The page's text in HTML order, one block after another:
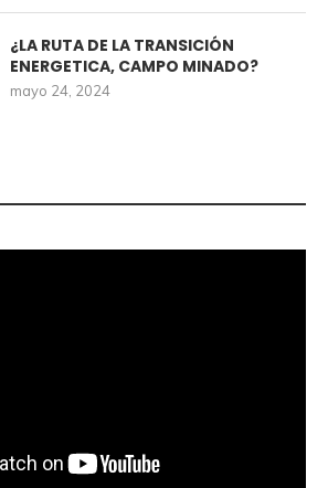
¿LA RUTA DE LA TRANSICIÓN
ENERGETICA, CAMPO MINADO?
mayo 24, 2024